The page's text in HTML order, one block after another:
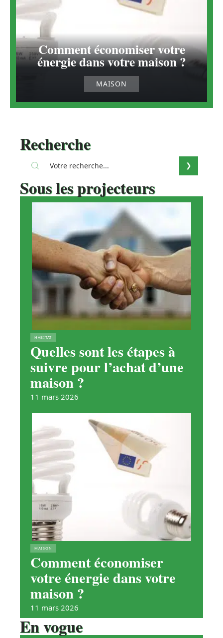
Comment économiser votre
énergie dans votre maison ?
MAISON
Recherche
Sous les projecteurs
HABITAT
Quelles sont les étapes à
suivre pour l’achat d’une
maison ?
11 mars 2026
MAISON
Comment économiser
votre énergie dans votre
maison ?
11 mars 2026
En vogue